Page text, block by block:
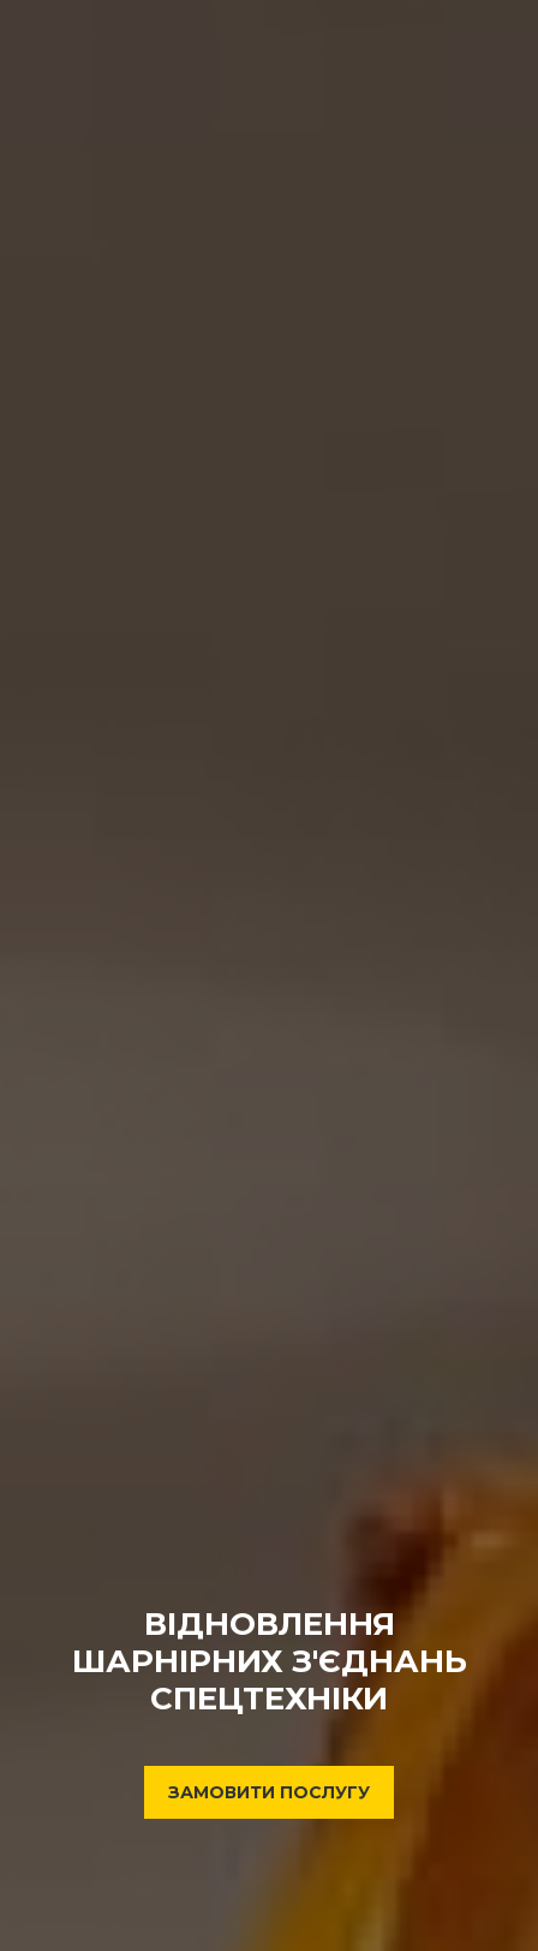
ВІДНОВЛЕННЯ
ШАРНІРНИХ З'ЄДНАНЬ
СПЕЦТЕХНІКИ
ЗАМОВИТИ ПОСЛУГУ